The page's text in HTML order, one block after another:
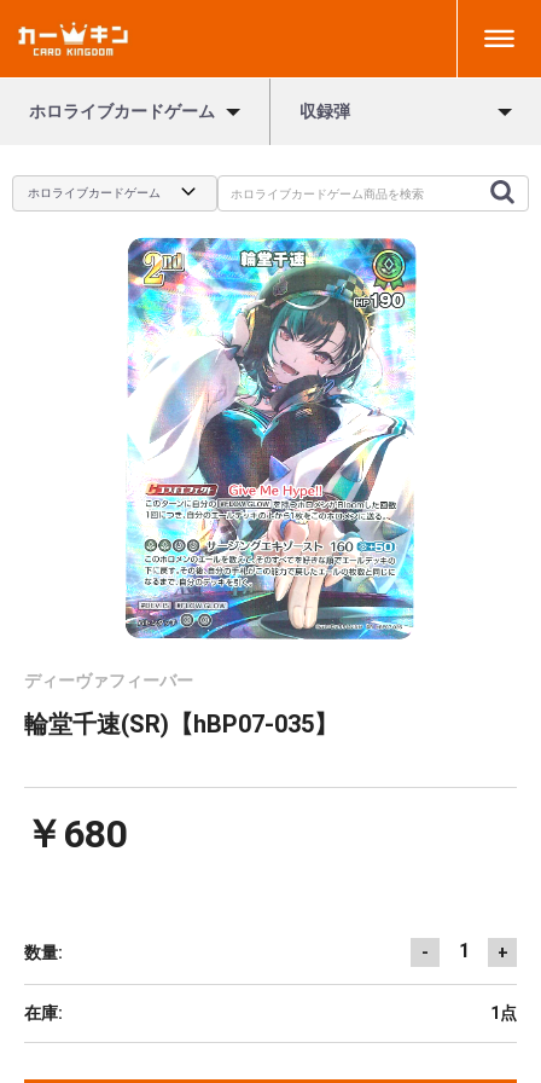
ホロライブカードゲーム 収録弾
ディーヴァフィーバー
輪堂千速(SR)【hBP07-035】
￥680
数量: - 1 +
在庫: 1点